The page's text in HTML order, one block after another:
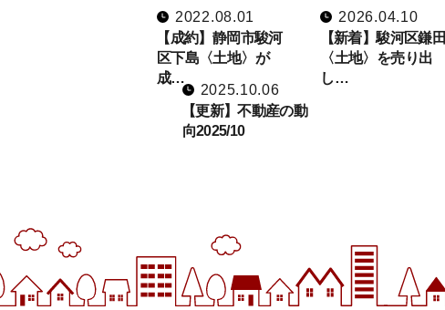
2022.08.01
【成約】静岡市駿河
区下島〈土地〉が
成…
2026.04.10
【新着】駿河区鎌田
〈土地〉を売り出
し…
2025.10.06
【更新】不動産の動
向2025/10